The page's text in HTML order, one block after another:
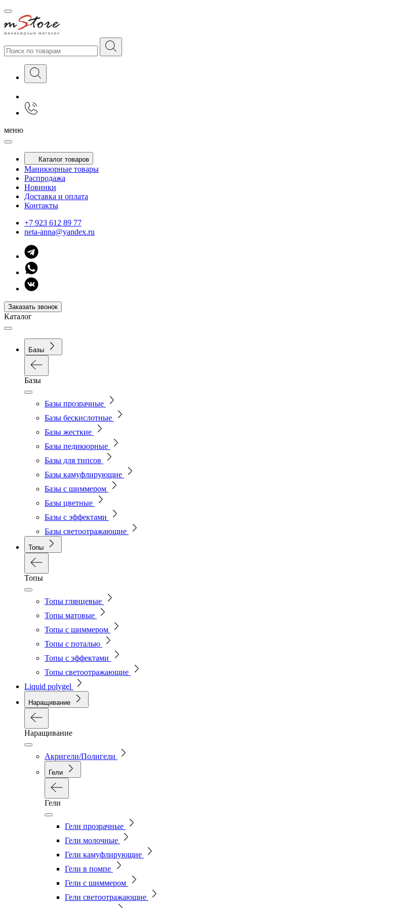
меню
Каталог товаров
Маникюрные товары
Распродажа
Новинки
Доставка и оплата
Контакты
+7 923 612 89 77
neta-anna@yandex.ru
Заказать звонок
Каталог
Базы
Базы
Базы прозрачные
Базы бескислотные
Базы жесткие
Базы педикюрные
Базы для типсов
Базы камуфлирующие
Базы с шиммером
Базы цветные
Базы с эффектами
Базы светоотражающие
Топы
Топы
Топы глянцевые
Топы матовые
Топы с шиммером
Топы с поталью
Топы с эффектами
Топы светоотражающие
Liquid polygel
Наращивание
Наращивание
Акригели/Полигели
Гели
Гели
Гели прозрачные
Гели молочные
Гели камуфлирующие
Гели в помпе
Гели с шиммером
Гели светоотражающие